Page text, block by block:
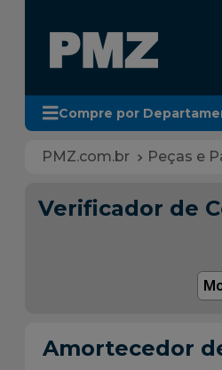
Compre por
Peças e
Verificador de
Amortecedor